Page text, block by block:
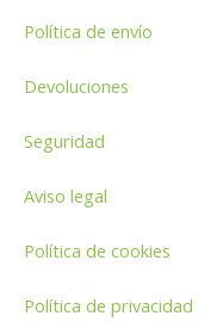
Política de envío
Devoluciones
Seguridad
Aviso legal
Política de cookies
Política de privacidad